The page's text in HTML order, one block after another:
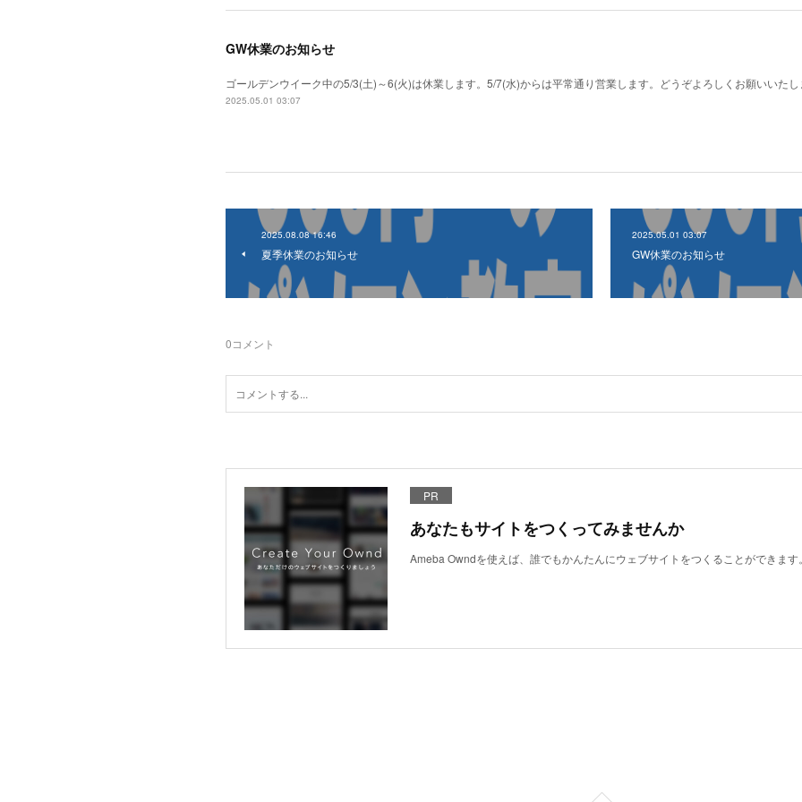
GW休業のお知らせ
ゴールデンウイーク中の5/3(土)～6(火)は休業します。5/7(水)からは平常通り営業します。どうぞよろしくお願いいた
2025.05.01 03:07
2025.08.08 16:46
夏季休業のお知らせ
2025.05.01 03:07
GW休業のお知らせ
0コメント
PR
あなたもサイトをつくってみませんか
Ameba Owndを使えば、誰でもかんたんにウェブサイトをつくることができます